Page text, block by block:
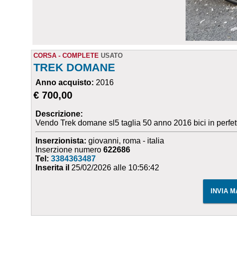
CORSA - COMPLETE USATO
TREK DOMANE
Anno acquisto: 2016
€ 700,00
Descrizione:
Vendo Trek domane sl5 taglia 50 anno 2016 bici in
Inserzionista: giovanni, roma - italia
Inserzione numero622686
Tel:3384363487
Inserita il 25/02/2026 alle 10:56:42
INVIA